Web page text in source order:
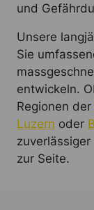
und
Unsere
Sie
entwickeln.
Regionen der
Luzern oder
zur Seite.